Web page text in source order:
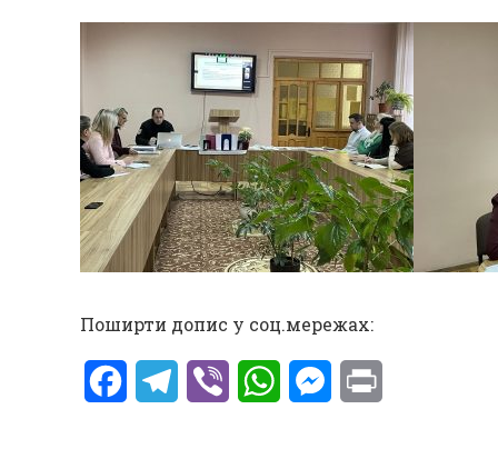
Поширти допис у соц.мережах:
FacebookTelegram
Viber WhatsAppMessenger